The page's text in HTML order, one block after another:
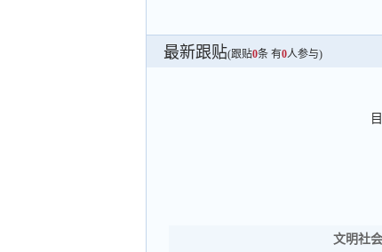
最新跟贴(跟贴0条 有0人参与)
文明社